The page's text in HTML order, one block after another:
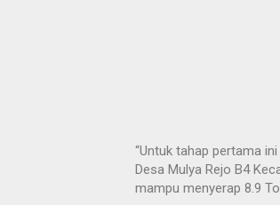
“Untuk tahap pertama
Desa Mulya Rejo B4
mampu menyerap 8.9